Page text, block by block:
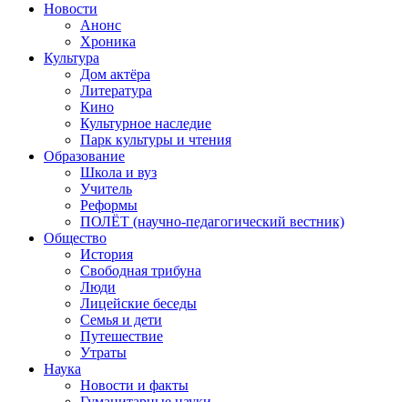
Новости
Анонс
Хроника
Культура
Дом актёра
Литература
Кино
Культурное наследие
Парк культуры и чтения
Образование
Школа и вуз
Учитель
Реформы
ПОЛЁТ (научно-педагогический вестник)
Общество
История
Свободная трибуна
Люди
Лицейские беседы
Семья и дети
Путешествие
Утраты
Наука
Новости и факты